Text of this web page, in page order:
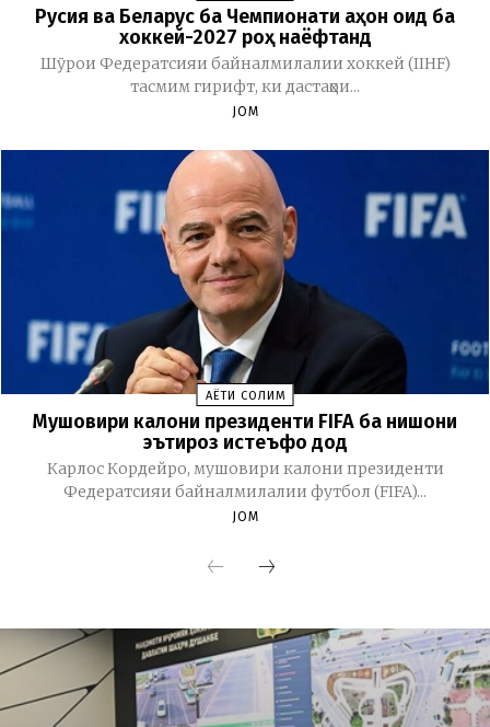
Русия ва Беларус ба Чемпионати ҷаҳон оид ба
хоккей-2027 роҳ наёфтанд
Шӯрои Федератсияи байналмилалии хоккей (IIHF)
тасмим гирифт, ки дастаҳои...
JOM
ҲАЁТИ СОЛИМ
Мушовири калони президенти FIFA ба нишони
эътироз истеъфо дод
Карлос Кордейро, мушовири калони президенти
Федератсияи байналмилалии футбол (FIFA)...
JOM